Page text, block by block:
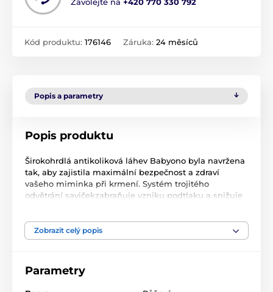
Kód produktu: 176146 Záruka: 24 měsíců
Popis a parametry
Popis produktu
Širokohrdlá antikoliková láhev Babyono byla navržena
tak, aby zajistila maximální bezpečnost a zdraví
vašeho miminka při krmení. Systém trojitého
odvětrání savičekzabraňuje vzniku podtlaku a snižuje
a sací reflex, což umožňuje kombinaci kojení a krmení
z láhve. Díky přísné kontrole výroby splňuje láhev i
FUNKCE:
trojitý ventilační systém -
průhledná láhev vyrobená z nejkvalitnějšího
Zobrazit celý popis
Parametry